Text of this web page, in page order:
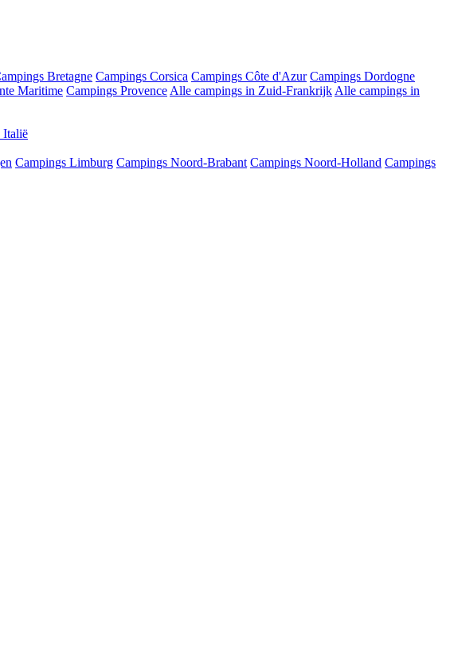
Bretagne Campings Corsica Campings Côte d'Azur Campings Dordogne
Maritime Campings Provence Alle campings in Zuid-Frankrijk Alle campings in
Italië
Campings Limburg Campings Noord-Brabant Campings Noord-Holland Campings